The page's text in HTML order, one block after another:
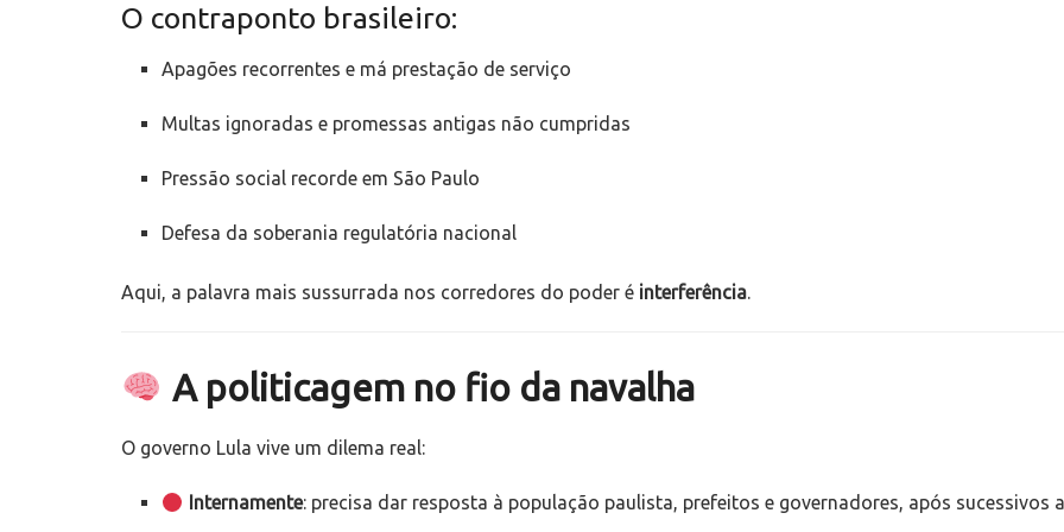
O contraponto brasileiro:
Apagões recorrentes e má prestação de serviço
Multas ignoradas e promessas antigas não cumpridas
Pressão social recorde em São Paulo
Defesa da soberania regulatória nacional
Aqui, a palavra mais sussurrada nos corredores do poder é interferência.
A politicagem no fio da navalha
O governo Lula vive um dilema real:
Internamente: precisa dar resposta à população paulista, prefeitos e governadores, após sucessivos